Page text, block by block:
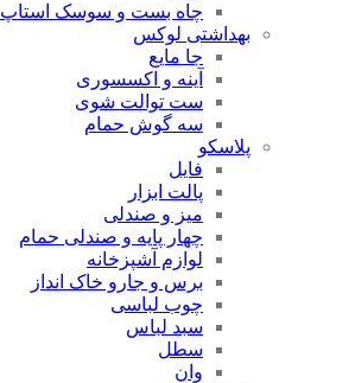
چاه بست و سوسک استاپ
بهداشتی لوکس
جا مایع
آینه و اکسسوری
ست توالت شوی
سه گوش حمام
پلاسکو
فایل
پالت ابزار
میز و صندلی
چهار پایه و صندلی حمام
لوازم آشپزخانه
برس و جارو خاک انداز
چوب لباسی
سبد لباس
سطل
وان